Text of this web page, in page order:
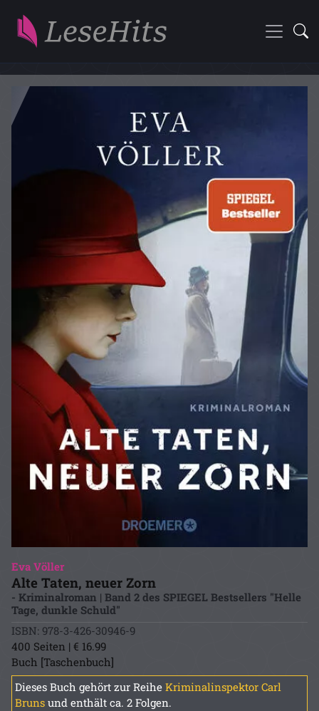
Eva Völler
Alte Taten, neuer Zorn
- Kriminalroman | Band 2 des SPIEGEL Bestsellers "Helle
Tage, dunkle Schuld"
ISBN: 978-3-426-30946-9
400 Seiten | € 16.99
Buch [Taschenbuch]
Dieses Buch gehört zur Reihe Kriminalinspektor Carl
Bruns und enthält ca. 2 Folgen.